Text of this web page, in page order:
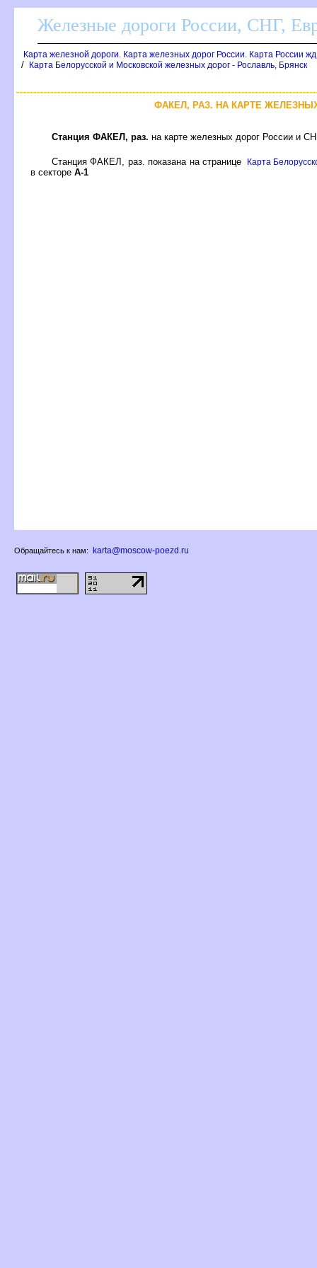
Железные дороги России, СНГ,
Карта железной дороги. Карта железных дорог России. Карта России
/ Карта Белорусской и Московской железных дорог - Рославль, Брянск
ФАКЕЛ, РАЗ. НА КАРТЕ
Станция ФАКЕЛ, раз. на карте железных дорог России и
Станция ФАКЕЛ, раз. показана на странице Карта
секторе А-1
Обращайтесь к нам: karta@moscow-poezd.ru